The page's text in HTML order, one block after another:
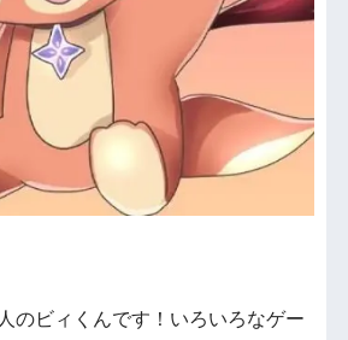
のビィくんです！いろいろなゲー